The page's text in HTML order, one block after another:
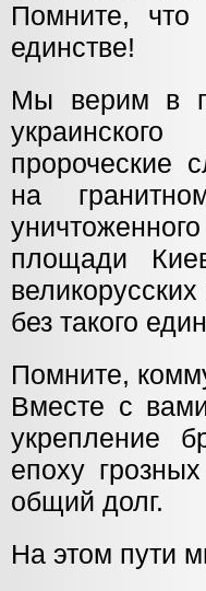
Помните, что
единстве!
Мы верим в
пророческие
на
площади
без такого
Помните,
Вместе с
укрепление
епоху
общий долг.
На этом пути